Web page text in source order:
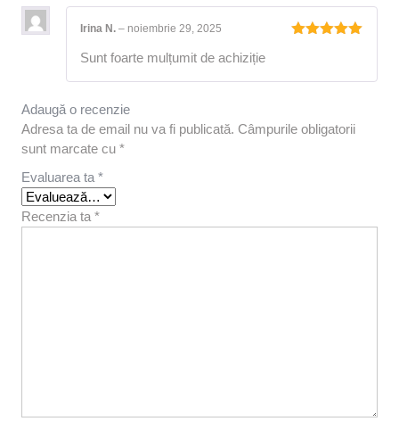
Irina N. – noiembrie 29, 2025
Sunt foarte mulțumit de achiziție
Adaugă o recenzie
Adresa ta de email nu va fi publicată. Câmpurile obligatorii
sunt marcate cu *
Evaluarea ta *
Recenzia ta *